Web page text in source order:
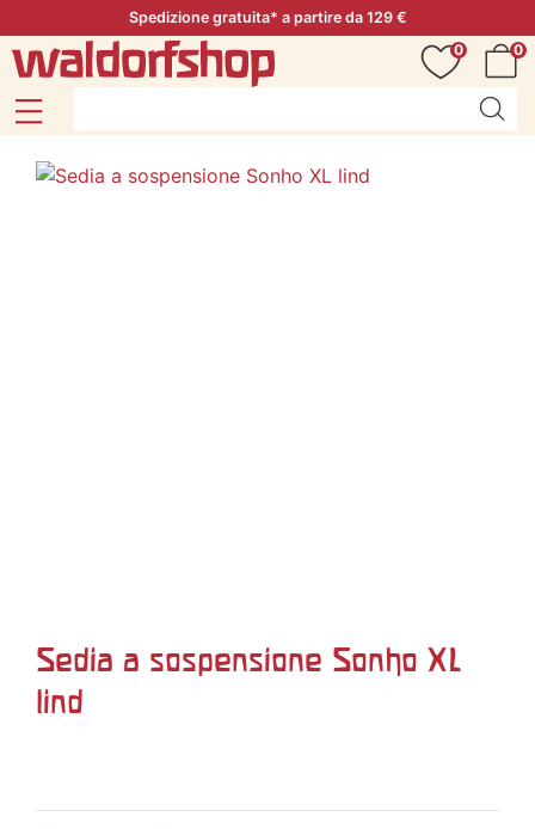
Spedizione gratuita* a partire da 129 €
0
0
Sedia a sospensione Sonho XL
lind